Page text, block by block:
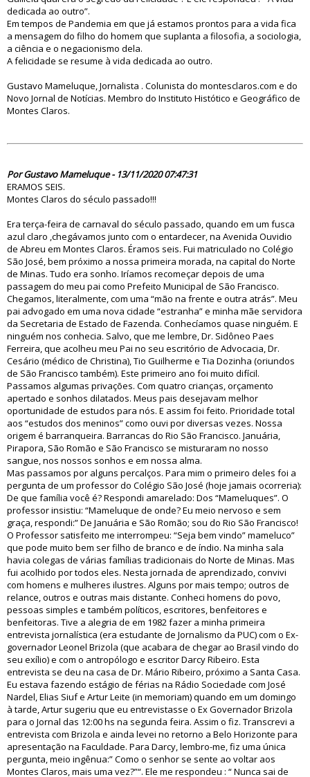
dedicada ao outro”.
Em tempos de Pandemia em que já estamos prontos para a vida fica
a mensagem do filho do homem que suplanta a filosofia, a sociologia,
a ciência e o negacionismo dela.
A felicidade se resume à vida dedicada ao outro.
Gustavo Mameluque, Jornalista . Colunista do montesclaros.com e do
Novo Jornal de Notícias. Membro do Instituto Histótico e Geográfico de
Montes Claros.
Por Gustavo Mameluque - 13/11/2020 07:47:31
ERAMOS SEIS.
Montes Claros do século passado!!!
Era terça-feira de carnaval do século passado, quando em um fusca
azul claro ,chegávamos junto com o entardecer, na Avenida Ouvidio
de Abreu em Montes Claros. Éramos seis. Fui matriculado no Colégio
São José, bem próximo a nossa primeira morada, na capital do Norte
de Minas. Tudo era sonho. Iríamos recomeçar depois de uma
passagem do meu pai como Prefeito Municipal de São Francisco.
Chegamos, literalmente, com uma “mão na frente e outra atrás”. Meu
pai advogado em uma nova cidade “estranha” e minha mãe servidora
da Secretaria de Estado de Fazenda. Conhecíamos quase ninguém. E
ninguém nos conhecia. Salvo, que me lembre, Dr. Sidôneo Paes
Ferreira, que acolheu meu Pai no seu escritório de Advocacia, Dr.
Cesário (médico de Christina), Tio Guilherme e Tia Dozinha (oriundos
de São Francisco também). Este primeiro ano foi muito difícil.
Passamos algumas privações. Com quatro crianças, orçamento
apertado e sonhos dilatados. Meus pais desejavam melhor
oportunidade de estudos para nós. E assim foi feito. Prioridade total
aos “estudos dos meninos” como ouvi por diversas vezes. Nossa
origem é barranqueira. Barrancas do Rio São Francisco. Januária,
Pirapora, São Romão e São Francisco se misturaram no nosso
sangue, nos nossos sonhos e em nossa alma.
Mas passamos por alguns percalços. Para mim o primeiro deles foi a
pergunta de um professor do Colégio São José (hoje jamais ocorreria):
De que família você é? Respondi amarelado: Dos “Mameluques”. O
professor insistiu: “Mameluque de onde? Eu meio nervoso e sem
graça, respondi:” De Januária e São Romão; sou do Rio São Francisco!
O Professor satisfeito me interrompeu: “Seja bem vindo” mameluco”
que pode muito bem ser filho de branco e de índio. Na minha sala
havia colegas de várias famílias tradicionais do Norte de Minas. Mas
fui acolhido por todos eles. Nesta jornada de aprendizado, convivi
com homens e mulheres ilustres. Alguns por mais tempo; outros de
relance, outros e outras mais distante. Conheci homens do povo,
pessoas simples e também políticos, escritores, benfeitores e
benfeitoras. Tive a alegria de em 1982 fazer a minha primeira
entrevista jornalística (era estudante de Jornalismo da PUC) com o Ex-
governador Leonel Brizola (que acabara de chegar ao Brasil vindo do
seu exílio) e com o antropólogo e escritor Darcy Ribeiro. Esta
entrevista se deu na casa de Dr. Mário Ribeiro, próximo a Santa Casa.
Eu estava fazendo estágio de férias na Rádio Sociedade com José
Nardel, Elias Siuf e Artur Leite (in memoriam) quando em um domingo
à tarde, Artur sugeriu que eu entrevistasse o Ex Governador Brizola
para o Jornal das 12:00 hs na segunda feira. Assim o fiz. Transcrevi a
entrevista com Brizola e ainda levei no retorno a Belo Horizonte para
apresentação na Faculdade. Para Darcy, lembro-me, fiz uma única
pergunta, meio ingênua:” Como o senhor se sente ao voltar aos
Montes Claros, mais uma vez?”“. Ele me respondeu : “ Nunca sai de